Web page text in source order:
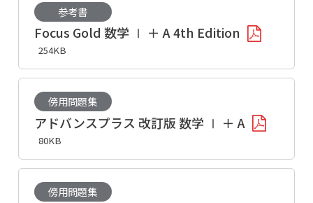
参考書
Focus Gold 数学 Ⅰ ＋ A 4th Edition
254KB
傍用問題集
アドバンスプラス 改訂版 数学 Ⅰ ＋ A
80KB
傍用問題集